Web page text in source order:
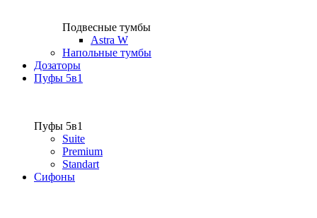
Подвесные тумбы
Astra W
Напольные тумбы
Дозаторы
Пуфы 5в1
Пуфы 5в1
Suite
Premium
Standart
Сифоны